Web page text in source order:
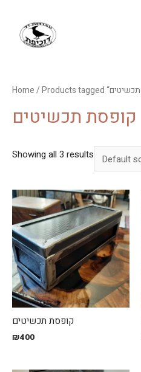
Home
קופסת תכשיטים
Showing all 3 results
קופסת תכשיטים
₪400